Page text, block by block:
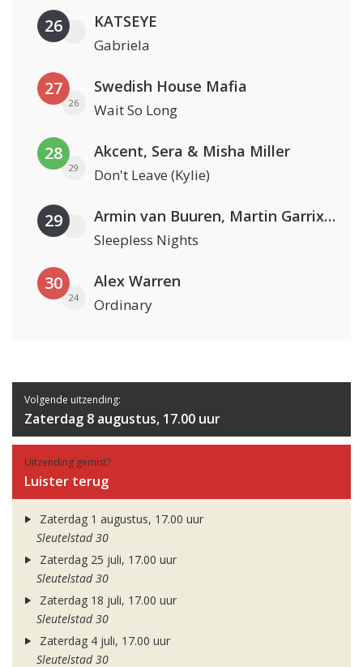
26 KATSEYE
Gabriela
27
26
Swedish House Mafia
Wait So Long
28
29
Akcent, Sera & Misha Miller
Don't Leave (Kylie)
29 Armin van Buuren, Martin Garrix & Libby Whitehouse
Sleepless Nights
30
24
Alex Warren
Ordinary
Volgende uitzending:
Zaterdag 8 augustus, 17.00 uur
Uitzending gemist?
Luister terug
Zaterdag 1 augustus, 17.00 uur
Sleutelstad 30
Zaterdag 25 juli, 17.00 uur
Sleutelstad 30
Zaterdag 18 juli, 17.00 uur
Sleutelstad 30
Zaterdag 4 juli, 17.00 uur
Sleutelstad 30